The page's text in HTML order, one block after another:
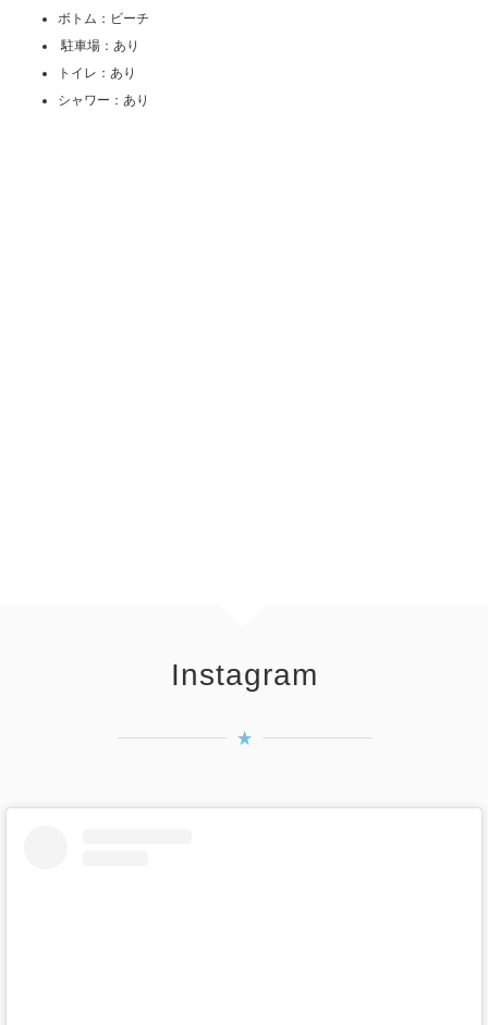
ボトム：ビーチ
駐車場：あり
トイレ：あり
シャワー：あり
Instagram